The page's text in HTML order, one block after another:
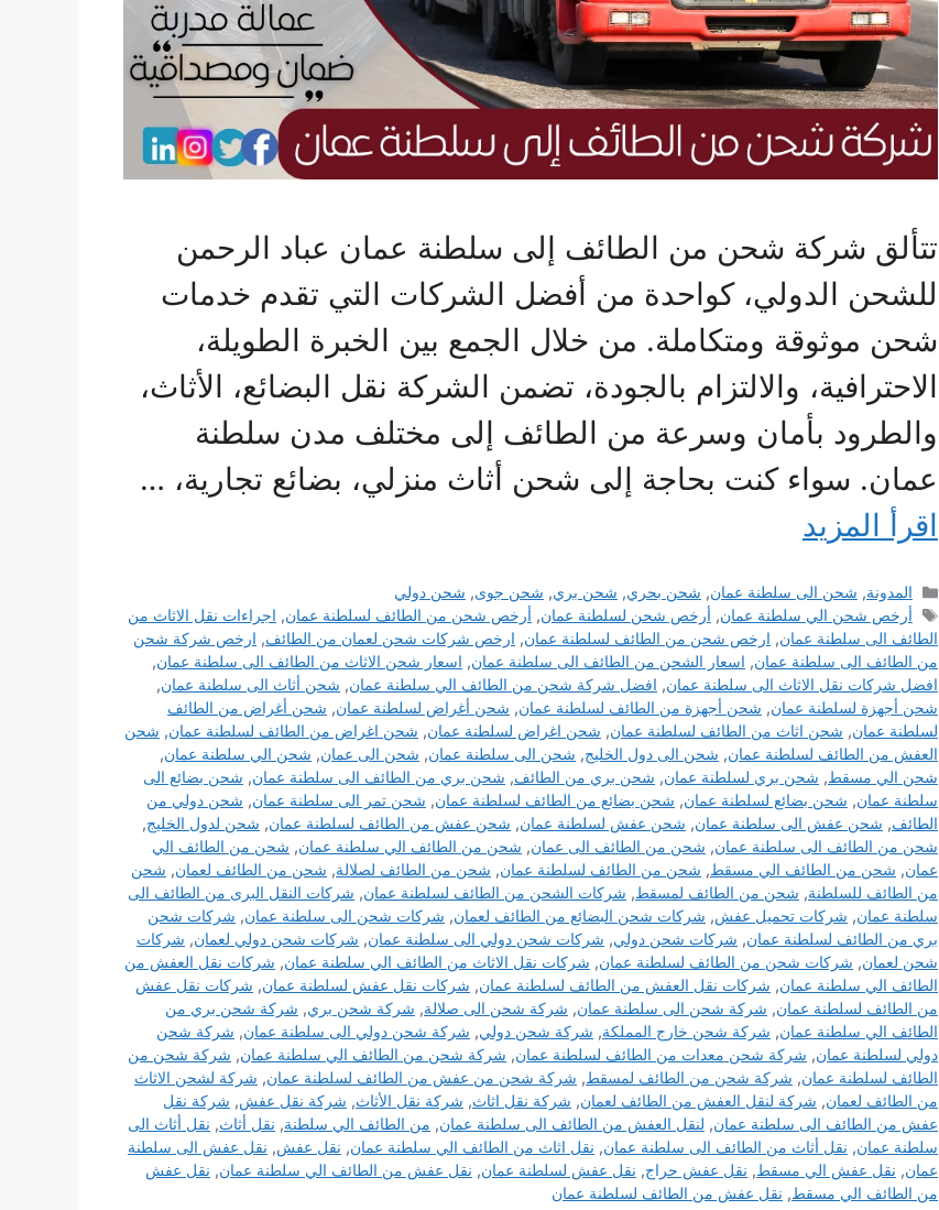
تتألق شركة شحن من الطائف إلى سلطنة عمان عباد الرحمن
للشحن الدولي، كواحدة من أفضل الشركات التي تقدم خدمات
شحن موثوقة ومتكاملة. من خلال الجمع بين الخبرة الطويلة،
الاحترافية، والالتزام بالجودة، تضمن الشركة نقل البضائع، الأثاث،
والطرود بأمان وسرعة من الطائف إلى مختلف مدن سلطنة
عمان. سواء كنت بحاجة إلى شحن أثاث منزلي، بضائع تجارية، …
اقرأ المزيد
التصنيفات
المدونة, شحن الى سلطنة عمان, شحن بحري, شحن بري, شحن جوى, شحن دولي
الوسوم
أرخص شحن الي سلطنة عمان, أرخص شحن لسلطنة عمان, أرخص شحن من الطائف لسلطنة عمان, اجراءات نقل الاثاث من
الطائف الى سلطنة عمان, ارخص شحن من الطائف لسلطنة عمان, ارخص شركات شحن لعمان من الطائف, ارخص شركة شحن
من الطائف الى سلطنة عمان, اسعار الشحن من الطائف الى سلطنة عمان, اسعار شحن الاثاث من الطائف الى سلطنة عمان,
افضل شركات نقل الاثاث الى سلطنة عمان, افضل شركة شحن من الطائف الي سلطنة عمان, شحن أثاث الى سلطنة عمان,
شحن أجهزة لسلطنة عمان, شحن أجهزة من الطائف لسلطنة عمان, شحن أغراض لسلطنة عمان, شحن أغراض من الطائف
لسلطنة عمان, شحن اثاث من الطائف لسلطنة عمان, شحن اغراض لسلطنة عمان, شحن اغراض من الطائف لسلطنة عمان, شحن
العفش من الطائف لسلطنة عمان, شحن الى دول الخليج, شحن الى سلطنة عمان, شحن الى عمان, شحن الي سلطنة عمان,
شحن الي مسقط, شحن بري لسلطنة عمان, شحن بري من الطائف, شحن بري من الطائف الى سلطنة عمان, شحن بضائع الى
سلطنة عمان, شحن بضائع لسلطنة عمان, شحن بضائع من الطائف لسلطنة عمان, شحن تمر الى سلطنة عمان, شحن دولي من
الطائف, شحن عفش الى سلطنة عمان, شحن عفش لسلطنة عمان, شحن عفش من الطائف لسلطنة عمان, شحن لدول الخليج,
شحن من الطائف الى سلطنة عمان, شحن من الطائف الى عمان, شحن من الطائف الي سلطنة عمان, شحن من الطائف الي
عمان, شحن من الطائف الي مسقط, شحن من الطائف لسلطنة عمان, شحن من الطائف لصلالة, شحن من الطائف لعمان, شحن
من الطائف للسلطنة, شحن من الطائف لمسقط, شركات الشحن من الطائف لسلطنة عمان, شركات النقل البرى من الطائف الى
سلطنة عمان, شركات تحميل عفش, شركات شحن البضائع من الطائف لعمان, شركات شحن الى سلطنة عمان, شركات شحن
بري من الطائف لسلطنة عمان, شركات شحن دولي, شركات شحن دولي الى سلطنة عمان, شركات شحن دولي لعمان, شركات
شحن لعمان, شركات شحن من الطائف لسلطنة عمان, شركات نقل الاثاث من الطائف الي سلطنة عمان, شركات نقل العفش من
الطائف الي سلطنة عمان, شركات نقل العفش من الطائف لسلطنة عمان, شركات نقل عفش لسلطنة عمان, شركات نقل عفش
من الطائف لسلطنة عمان, شركة شحن الى سلطنة عمان, شركة شحن الى صلالة, شركة شحن بري, شركة شحن بري من
الطائف الي سلطنة عمان, شركة شحن خارج المملكة, شركة شحن دولي, شركة شحن دولي الى سلطنة عمان, شركة شحن
دولي لسلطنة عمان, شركة شحن معدات من الطائف لسلطنة عمان, شركة شحن من الطائف الي سلطنة عمان, شركة شحن من
الطائف لسلطنة عمان, شركة شحن من الطائف لمسقط, شركة شحن من عفش من الطائف لسلطنة عمان, شركة لشحن الاثاث
من الطائف لعمان, شركة لنقل العفش من الطائف لعمان, شركة نقل اثاث, شركة نقل الأثاث, شركة نقل عفش, شركة نقل
عفش من الطائف الى سلطنة عمان, لنقل العفش من الطائف الى سلطنة عمان, من الطائف الي سلطنة, نقل أثاث, نقل أثاث الى
سلطنة عمان, نقل أثاث من الطائف الى سلطنة عمان, نقل اثاث من الطائف الي سلطنة عمان, نقل عفش, نقل عفش الى سلطنة
عمان, نقل عفش الي مسقط, نقل عفش حراج, نقل عفش لسلطنة عمان, نقل عفش من الطائف الي سلطنة عمان, نقل عفش
من الطائف الي مسقط, نقل عفش من الطائف لسلطنة عمان